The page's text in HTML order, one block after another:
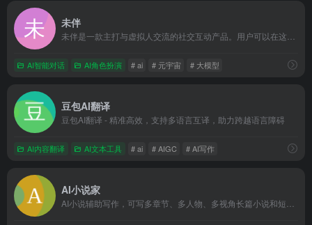
未伴
AI智能对话 AI角色扮演 # ai # 元宇宙 # 大模型
豆包AI翻译
豆包AI翻译 - 精准高效，支持多语言互译，助力跨越语言障碍
AI内容翻译 AI文本工具 # ai # AIGC # AI写作
AI小说家